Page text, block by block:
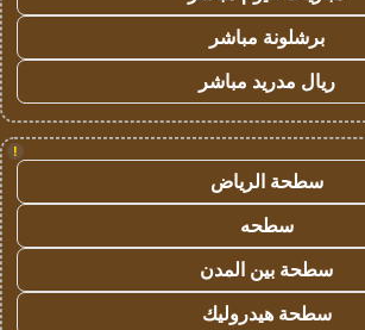
برشلونة مباشر
ريال مدريد مباشر
!
سطحة الرياض
سطحه
سطحة بين المدن
سطحة هيدروليك